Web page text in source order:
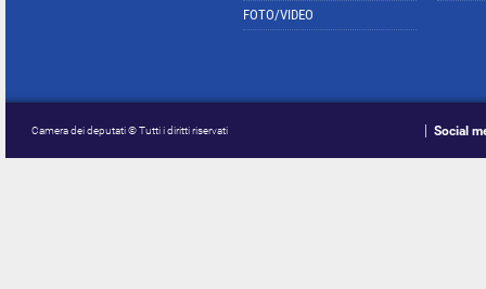
FOTO/VIDEO
Camera dei deputati © Tutti i diritti riservati Social